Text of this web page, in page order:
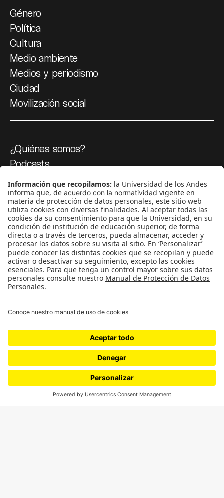
Género
Política
Cultura
Medio ambiente
Medios y periodismo
Ciudad
Movilización social
¿Quiénes somos?
Podcasts
Ediciones especiales
Proyectos 070
SÍGUENOS
¿Quieres escribir en 070?
CONTÁCTANOS
NEWSLETTER